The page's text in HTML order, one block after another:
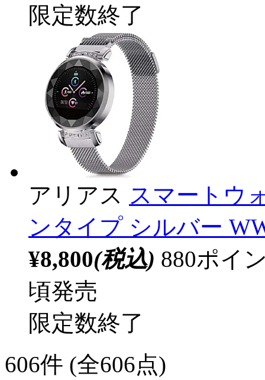
限定数終了
アリアス スマートウ
ンタイプ シルバー
¥8,800(税込) 880ポイ
頃発売
限定数終了
606件 (全606点)